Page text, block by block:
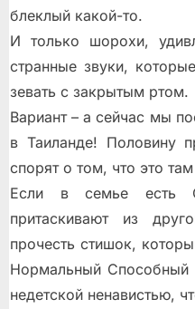
блеклый какой-то.
И только шорохи,
странные звуки,
зевать с закрытым ртом.
Вариант – а сейчас мы
в Таиланде! Половину
спорят о том, что это
Если в семье есть
притаскивают из
прочесть стишок,
Нормальный Способный
недетской ненавистью,